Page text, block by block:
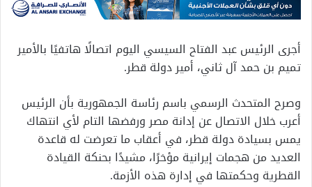
أجرى الرئيس عبد الفتاح السيسي اليوم اتصالًا هاتفيًا بالأمير
تميم بن حمد آل ثاني، أمير دولة قطر.
وصرح المتحدث الرسمي باسم رئاسة الجمهورية بأن الرئيس
أعرب خلال الاتصال عن إدانة مصر ورفضها التام لأي انتهاك
يمس بسيادة دولة قطر، في أعقاب ما تعرضت له قاعدة
العديد من هجمات إيرانية مؤخرًا، مشيدًا بحنكة القيادة
القطرية وحكمتها في إدارة هذه الأزمة.